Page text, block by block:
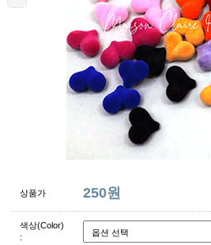
상품가 250원
색상(Color)
: